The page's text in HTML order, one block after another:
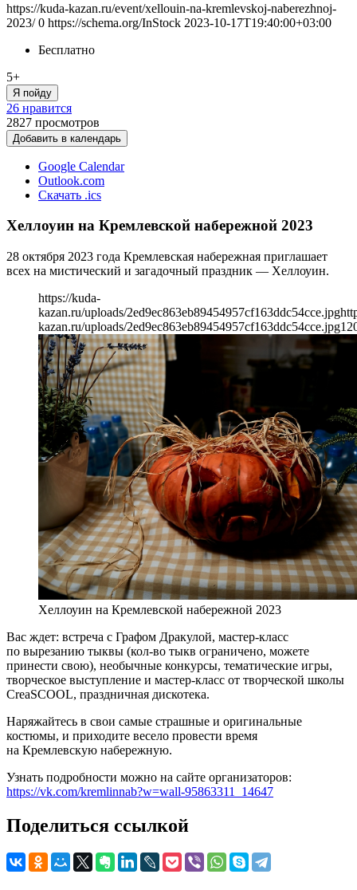
https://kuda-kazan.ru/event/xellouin-na-kremlevskoj-naberezhnoj-
2023/ 0 https://schema.org/InStock 2023-10-17T19:40:00+03:00
Бесплатно
5+
Я пойду
26 нравится
2827 просмотров
Добавить в календарь
Google Calendar
Outlook.com
Скачать .ics
Хеллоуин на Кремлевской набережной 2023
28 октября 2023 года Кремлевская набережная приглашает
всех на мистический и загадочный праздник — Хеллоуин.
https://kuda-
kazan.ru/uploads/2ed9ec863eb89454957cf163ddc54cce.jpg
kazan.ru/uploads/2ed9ec863eb89454957cf163ddc54cce.jpg
Хеллоуин на Кремлевской набережной 2023
Вас ждет: встреча с Графом Дракулой, мастер-класс
по вырезанию тыквы (кол-во тыкв ограничено, можете
принести свою), необычные конкурсы, тематические игры,
творческое выступление и мастер-класс от творческой школы
CreaSCOOL, праздничная дискотека.
Наряжайтесь в свои самые страшные и оригинальные
костюмы, и приходите весело провести время
на Кремлевскую набережную.
Узнать подробности можно на сайте организаторов:
https://vk.com/kremlinnab?w=wall-95863311_14647
Поделиться ссылкой